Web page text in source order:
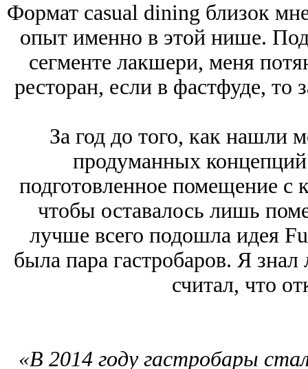
Формат casual dining близок
опыт именно в этой нише.
сегменте лакшери, меня
ресторан, если в фастфуде,
За год до того, как нашли
продуманных
подготовленное помещение с
чтобы оставалось лишь
лучше всего подошла идея
была пара гастробаров. Я
считал, что
«В 2014 году гастробары